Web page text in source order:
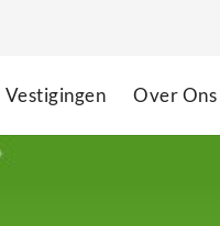
Vestigingen Over Ons